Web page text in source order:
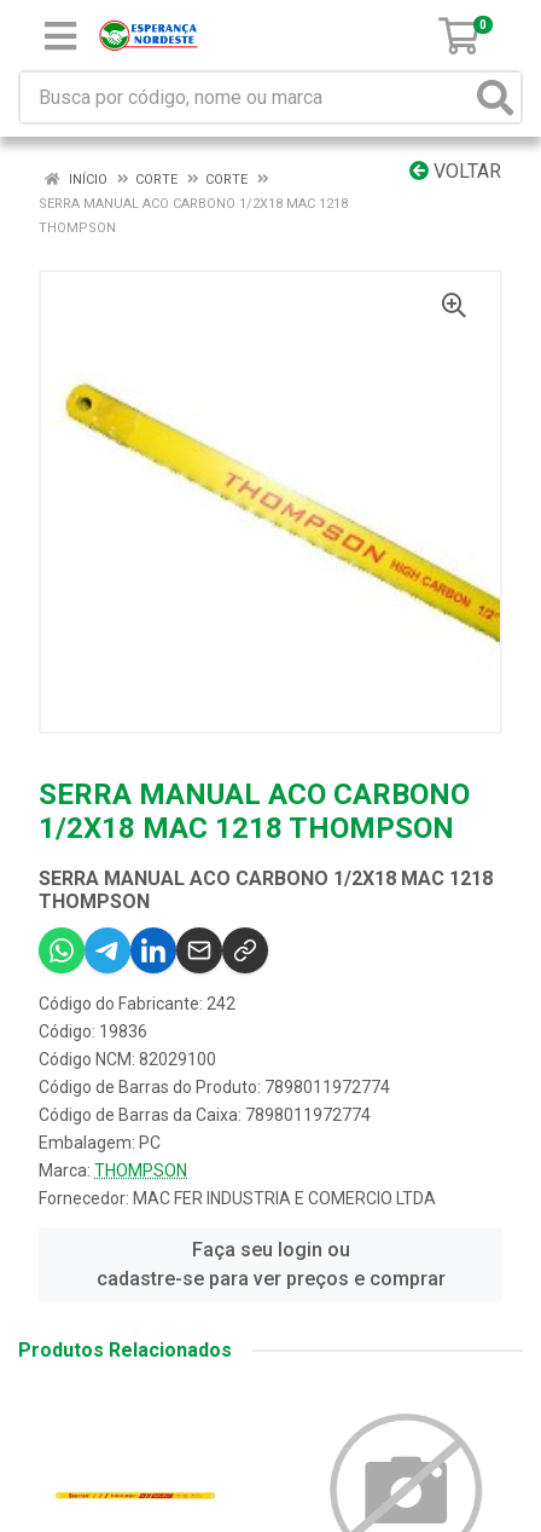
0
VOLTAR
INÍCIO CORTE
CORTE
SERRA MANUAL ACO CARBONO 1/2X18 MAC 1218
THOMPSON
SERRA MANUAL ACO CARBONO
1/2X18 MAC 1218 THOMPSON
SERRA MANUAL ACO CARBONO 1/2X18 MAC 1218
THOMPSON
Código do Fabricante: 242
Código: 19836
Código NCM: 82029100
Código de Barras do Produto: 7898011972774
Código de Barras da Caixa: 7898011972774
Embalagem: PC
Marca: THOMPSON
Fornecedor: MAC FER INDUSTRIA E COMERCIO LTDA
Faça seu login ou
cadastre-se para ver preços e comprar
Produtos Relacionados